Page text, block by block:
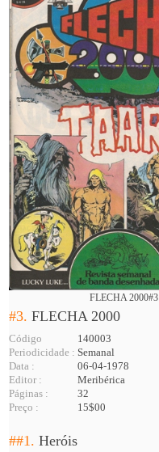
FLECHA 2000#3
#3.FLECHA 2000
Código
140003
Periodicidade : Semanal
Data :
06-04-1978
Editor :
Meribérica
Páginas :
32
Preço :
15$00
##1.Heróis